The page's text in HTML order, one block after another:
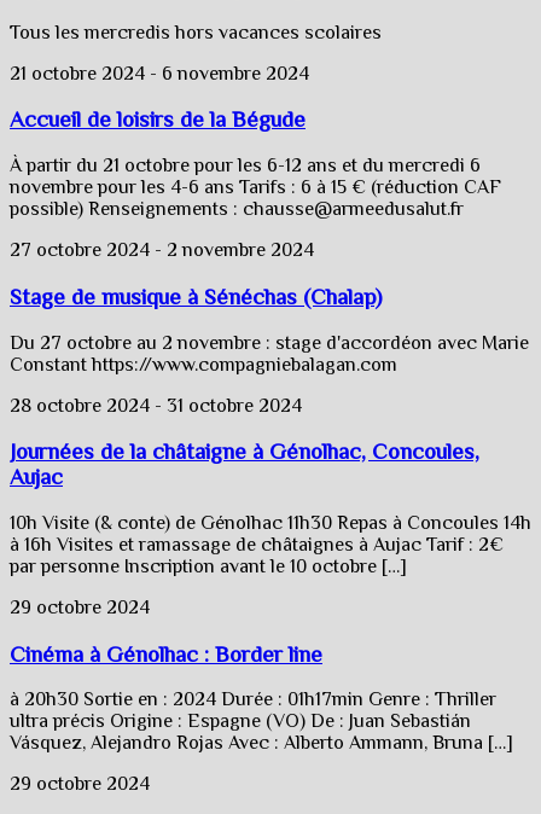
Tous les mercredis hors vacances scolaires
21 octobre 2024 - 6 novembre 2024
Accueil de loisirs de la Bégude
À partir du 21 octobre pour les 6-12 ans et du mercredi 6
novembre pour les 4-6 ans Tarifs : 6 à 15 € (réduction CAF
possible) Renseignements : chausse@armeedusalut.fr
27 octobre 2024 - 2 novembre 2024
Stage de musique à Sénéchas (Chalap)
Du 27 octobre au 2 novembre : stage d'accordéon avec Marie
Constant https://www.compagniebalagan.com
28 octobre 2024 - 31 octobre 2024
Journées de la châtaigne à Génolhac, Concoules,
Aujac
10h Visite (& conte) de Génolhac 11h30 Repas à Concoules 14h
à 16h Visites et ramassage de châtaignes à Aujac Tarif : 2€
par personne Inscription avant le 10 octobre […]
29 octobre 2024
Cinéma à Génolhac : Border line
à 20h30 Sortie en : 2024 Durée : 01h17min Genre : Thriller
ultra précis Origine : Espagne (VO) De : Juan Sebastián
Vásquez, Alejandro Rojas Avec : Alberto Ammann, Bruna […]
29 octobre 2024